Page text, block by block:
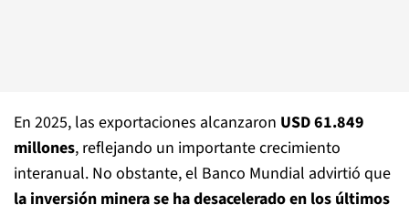
En 2025, las exportaciones alcanzaron USD 61.849
millones, reflejando un importante crecimiento
interanual. No obstante, el Banco Mundial advirtió que
la inversión minera se ha desacelerado en los últimos